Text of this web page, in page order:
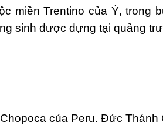
miền Trentino của Ý, trong
sinh được dựng tại quảng
của Peru. Đức Thánh